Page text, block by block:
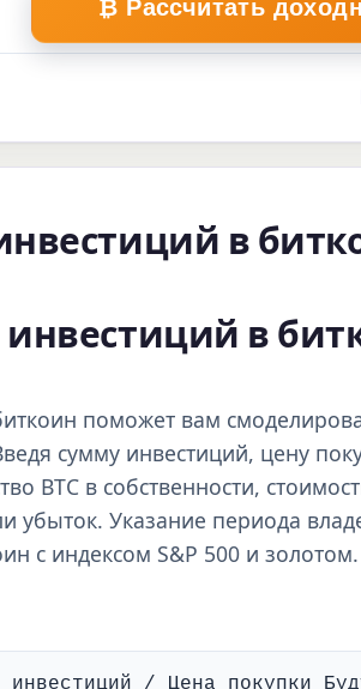
₿ Рассчитать
в
инвестиций в
поможет вам
сумму инвестиций, цену
BTC в собственности,
Указание периода
с индексом S&P 500 и золотом.
инвестиций / Цена покупки